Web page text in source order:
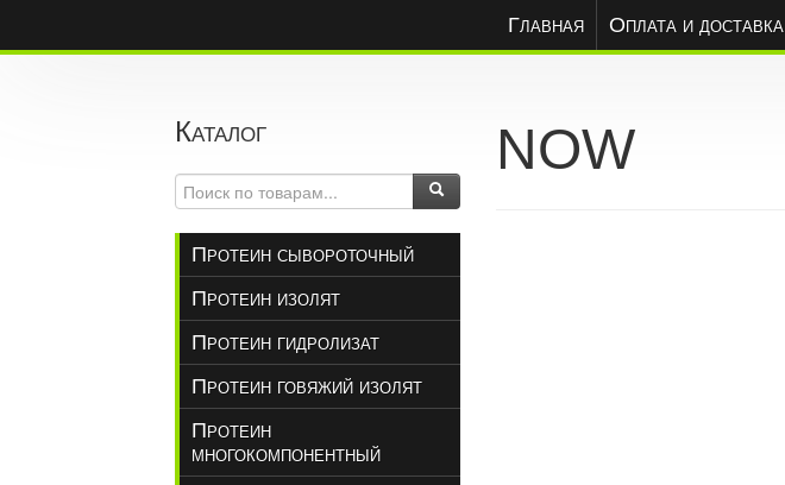
Главная Оплата и доставка
Каталог
Протеин сывороточный
Протеин изолят
Протеин гидролизат
Протеин говяжий изолят
Протеин
многокомпонентный
NOW